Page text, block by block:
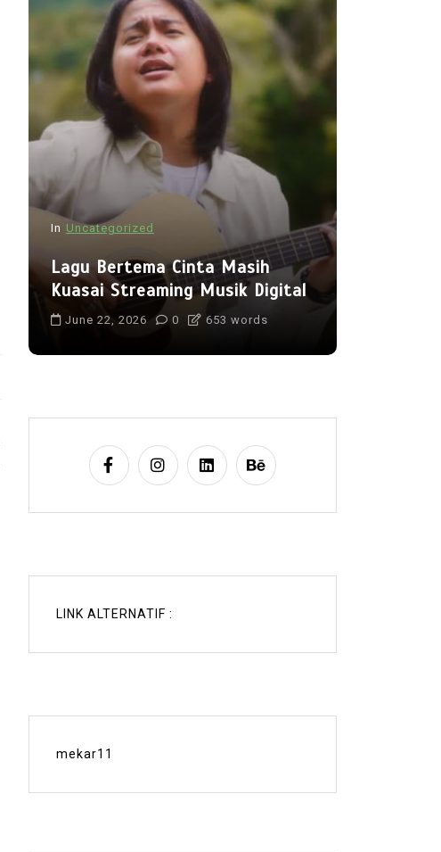
In Uncategorized
Lagu Bertema Cinta Masih
Kuasai Streaming Musik Digital
June 22, 2026 0 653 words
LINK ALTERNATIF :
mekar11